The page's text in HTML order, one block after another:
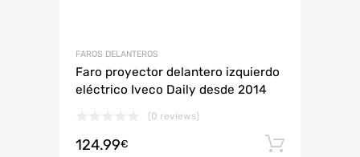
FAROS DELANTEROS
Faro proyector delantero izquierdo
eléctrico Iveco Daily desde 2014
(0 reviews)
124.99€